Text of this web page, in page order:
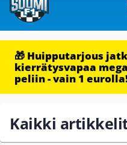
🎁 Huipputarjous
kierrätysvapaa
peliin - vain 1
Kaikki